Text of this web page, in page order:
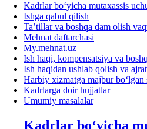
Kadrlar boʻyicha mutaхassis
Ishga qabul qilish
Ta’tillar va boshqa dam olish
Mehnat daftarchasi
My.mehnat.uz
Ish haqi, kompensatsiya va
Ish haqidan ushlab qolish va
Harbiy хizmatga majbur boʻlgan
Kadrlarga doir hujjatlar
Umumiy masalalar
Kadrlar boʻyicha